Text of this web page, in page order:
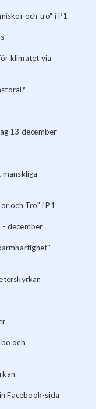
och tro" i P1
klimatet via
13 december
och Tro" i P1
- december
-
och
Facebook-sida